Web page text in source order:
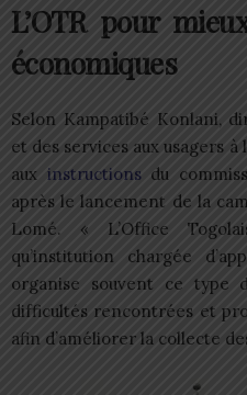
L’OTR pour
économiques
Selon Kampatibé Konlani,
et des services aux usagers
aux instructionsdu
après le lancement de la
Lomé. « L’Office
qu’institution chargée
organise souvent ce type
difficultés rencontrées et
afin d’améliorer la collecte